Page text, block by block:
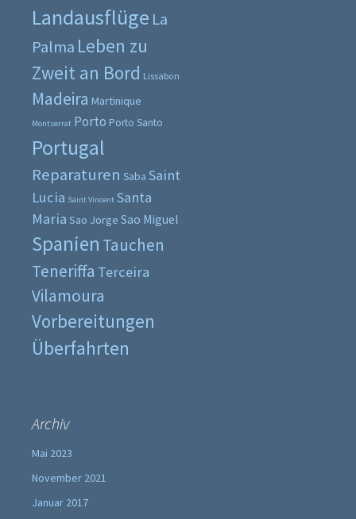
Landausflüge La
Palma Leben zu
Zweit an Bord Lissabon
Madeira Martinique
Montserrat Porto Porto Santo
Portugal
Reparaturen Saba Saint
Lucia Saint Vincent Santa
Maria Sao Jorge Sao Miguel
Spanien Tauchen
Teneriffa Terceira
Vilamoura
Vorbereitungen
Überfahrten
Archiv
Mai 2023
November 2021
Januar 2017